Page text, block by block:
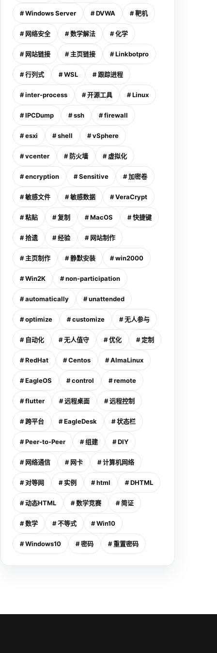
# Windows Server # DVWA # 靶机
# 网络安全 # 数学解法 # 化学
# 网站链接 # 主页链接 # Linkbotpro
# 行列式 # WSL # 跟踪进程
# inter-process # 开源工具 # Linux
# IPCDump # ssh # firewall
# esxi # shell # vSphere
# vcenter # 防火墙 # 虚拟化
# encryption # Sensitive # 加密卷
# 敏感文件 # 敏感数据 # VeraCrypt
# 粘贴 # 复制 # MacOS # 快捷键
# 拾遗 # 经验 # 网站制作
# 主页制作 # 静默安装 # win2000
# Win2K # non-participation
# automatically # unattended
# optimize # customize # 无人参与
# 自动化 # 无人值守 # 优化 # 定制
# RedHat # Centos # AlmaLinux
# EagleOS # control # remote
# flutter # 远程桌面 # 远程控制
# 跨平台 # EagleDesk # 状态栏
# Peer-to-Peer # 组建 # DIY
# 网络通信 # 网卡 # 计算机网络
# 对等网 # 实例 # html # DHTML
# 动态HTML # 数学竞赛 # 简证
# 数学 # 不等式 # Win10
# Windows10 # 密码 # 重置密码